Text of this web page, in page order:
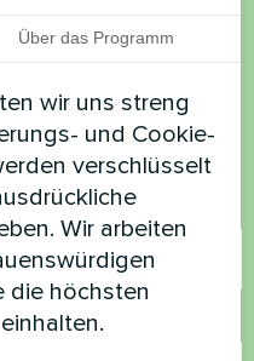
wir werden Ihnen
Über das Programm
wir uns streng
und Cookie-
verschlüsselt
Wir arbeiten
die höchsten